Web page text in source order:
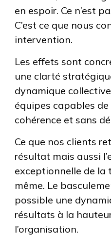
en espoir. Ce n’est
C’est ce que nous
intervention.
Les effets sont
une clarté
dynamique
équipes capables de
cohérence et sans
Ce que nos clients
résultat mais aussi
exceptionnelle de
même. Le
possible une
résultats à la
l’organisation.